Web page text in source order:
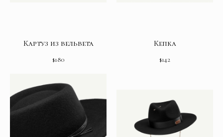
Картуз из вельвета
$180
Кепка
$142